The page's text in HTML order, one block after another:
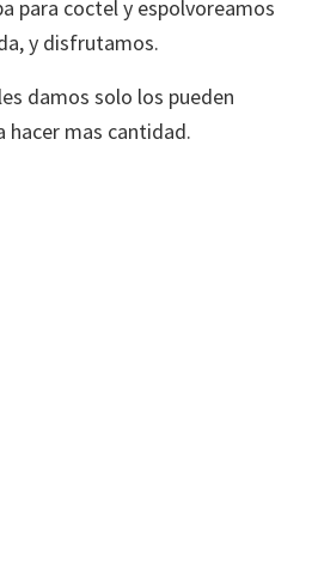
para coctel y espolvoreamos
y disfrutamos.
damos solo los pueden
hacer mas cantidad.